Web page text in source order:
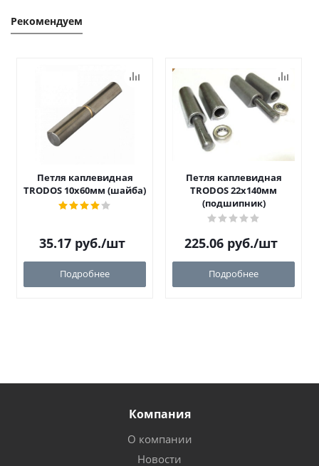
Рекомендуем
Петля каплевидная
TRODOS 10х60мм (шайба)
35.17 руб./шт
Подробнее
Петля каплевидная
TRODOS 22х140мм
(подшипник)
225.06 руб./шт
Подробнее
Компания
О компании
Новости